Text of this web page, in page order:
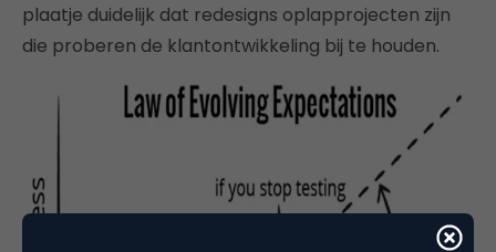
plaatje duidelijk dat redesigns oplapprojecten zijn
die proberen de klantontwikkeling bij te houden.